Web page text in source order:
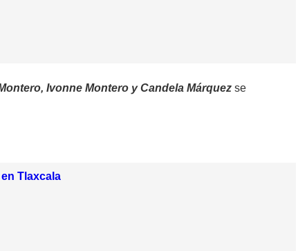
Ivonne Montero y Candela Márquez se
Tlaxcala